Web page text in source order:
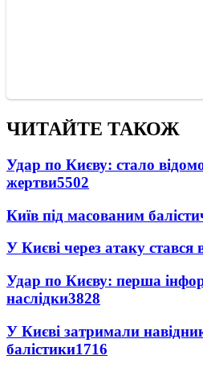
ЧИТАЙТЕ ТАКОЖ
Удар по Києву: стало
жертви5502
Київ під масованим
У Києві через атаку стався
Удар по Києву: перша
наслідки3828
У Києві затримали
балістики1716